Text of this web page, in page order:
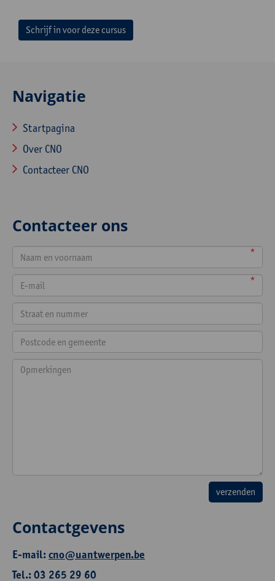
Schrijf in voor deze cursus
Navigatie
Startpagina
Over CNO
Contacteer CNO
Contacteer ons
*
*
Contactgevens
E-mail:cno@uantwerpen.be
Tel.: 03 265 29 60